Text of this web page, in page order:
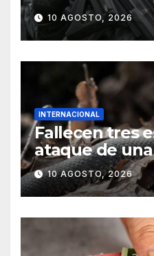
Sinaloa; hay 8
10 AGOSTO, 2026
INTERNACIONAL
Fallecen tres
ataque de
internado de
10 AGOSTO, 2026